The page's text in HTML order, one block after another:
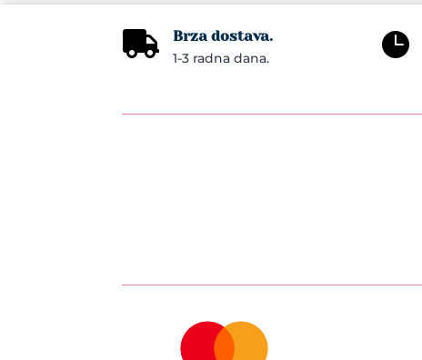
 Brza dostava.
1-3 radna dana. 